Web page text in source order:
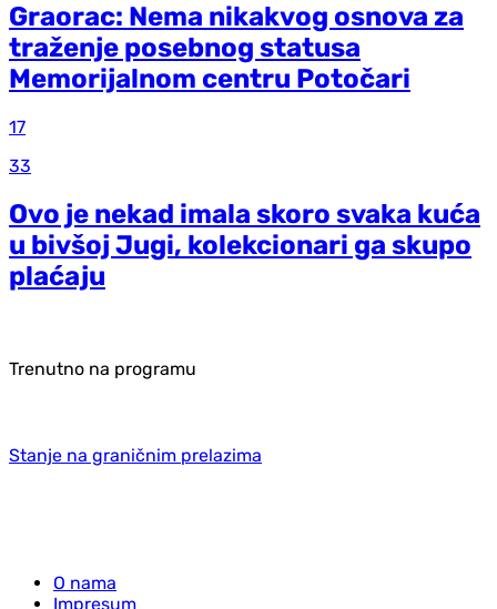
Graorac: Nema nikakvog osnova za
traženje posebnog statusa
Memorijalnom centru Potočari
17
33
Ovo je nekad imala skoro svaka kuća
u bivšoj Jugi, kolekcionari ga skupo
plaćaju
Trenutno na programu
Stanje na graničnim prelazima
O nama
Impresum